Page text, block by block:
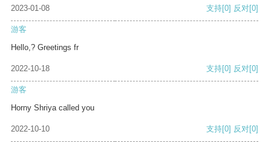
2023-01-08 支持[0] 反对[0]
游客
Hello,? Greetings fr
2022-10-18 支持[0] 反对[0]
游客
Horny Shriya called you
2022-10-10 支持[0] 反对[0]